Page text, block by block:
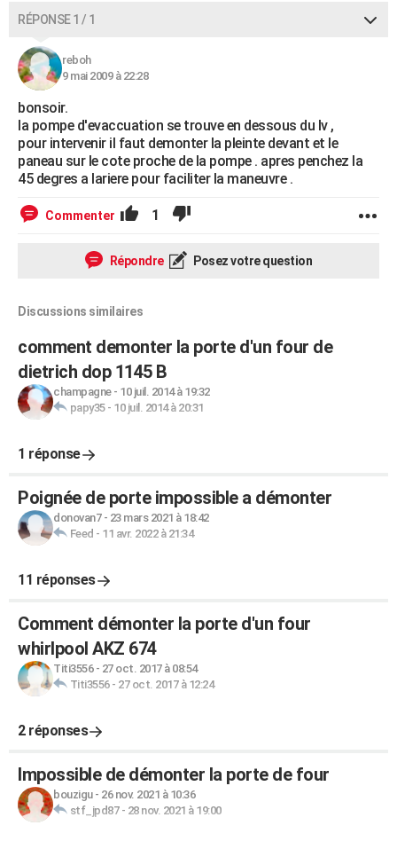
COPAINS D'AVANT
S'inscrire
Se connecter
Lycées
Collèges
Primaires
Universités
Entreprises
Service militaire
Avis de recherche
AVIS DE DÉCÈS
FORUM
Bricolage
Lifestyle
Culture
Sport
Auto
Television
Voyage
Cinema
RÉPONSE 1 / 1
reboh
9 mai 2009 à 22:28
bonsoir.
la pompe d'evaccuation se trouve en dessous du lv ,
pour intervenir il faut demonter la pleinte devant et le
paneau sur le cote proche de la pompe . apres penchez la
45 degres a lariere pour faciliter la maneuvre .
Commenter 1
Répondre Posez votre question
Discussions similaires
comment demonter la porte d'un four de
dietrich dop 1145 B
champagne- 10 juil. 2014 à 19:32
papy35- 10 juil. 2014 à 20:31
1 réponse
Poignée de porte impossible a démonter
donovan7- 23 mars 2021 à 18:42
Feed - 11 avr. 2022 à 21:34
11 réponses
Comment démonter la porte d'un four
whirlpool AKZ 674
Titi3556- 27 oct. 2017 à 08:54
Titi3556- 27 oct. 2017 à 12:24
2 réponses
Impossible de démonter la porte de four
bouzigu- 26 nov. 2021 à 10:36
stf_jpd87- 28 nov. 2021 à 19:00